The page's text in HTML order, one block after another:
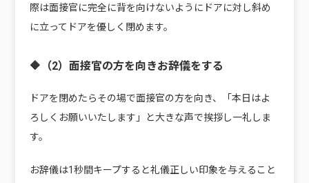
際は面接官に完全に背を向けないようにドアに対し斜め
に立ってドアを優しく閉めます。
🔶（2）面接官の方を向きお辞儀をする
ドアを閉めたらその場で面接官の方を向き、「本日はよ
ろしくお願いいたします」と大きな声で挨拶し一礼しま
す。
お辞儀は1秒間キープすると礼儀正しい印象を与えること